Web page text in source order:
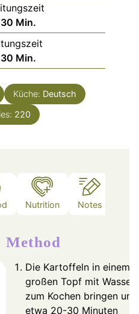
30 Minuten
Min.
30 Minuten
Min.
Küche: Deutsch
220
Nutrition Notes
Method
Die Kartoffeln in einem
großen Topf mit Wasser
zum Kochen bringen und
etwa 20-30 Minuten